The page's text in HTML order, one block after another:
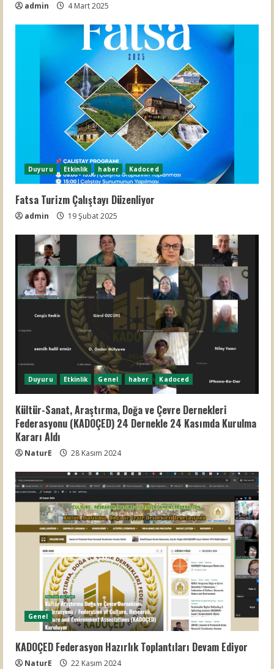
admin 4 Mart 2025
Duyuru Etkinlik haber Kadoced
Fatsa Turizm Çalıştayı Düzenliyor
admin 19 Şubat 2025
Duyuru Etkinlik Genel haber Kadoced
Kültür-Sanat, Araştırma, Doğa ve Çevre Dernekleri
Federasyonu (KADOÇED) 24 Dernekle 24 Kasımda Kurulma
Kararı Aldı
NaturE 28 Kasım 2024
Genel
KADOÇED Federasyon Hazırlık Toplantıları Devam Ediyor
NaturE 22 Kasım 2024